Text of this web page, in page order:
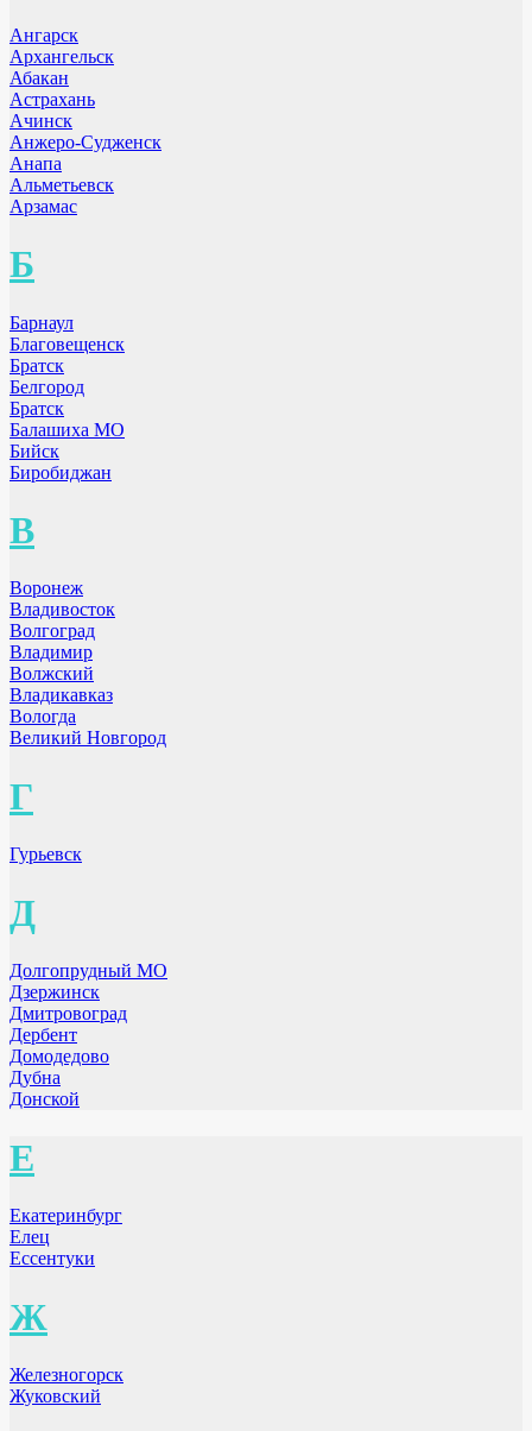
Ангарск
Архангельск
Абакан
Астрахань
Ачинск
Анжеро-Судженск
Анапа
Альметьевск
Арзамас
Б
Барнаул
Благовещенск
Братск
Белгород
Братск
Балашиха МО
Бийск
Биробиджан
В
Воронеж
Владивосток
Волгоград
Владимир
Волжский
Владикавказ
Вологда
Великий Новгород
Г
Гурьевск
Д
Долгопрудный МО
Дзержинск
Дмитровоград
Дербент
Домодедово
Дубна
Донской
Е
Екатеринбург
Елец
Ессентуки
Ж
Железногорск
Жуковский